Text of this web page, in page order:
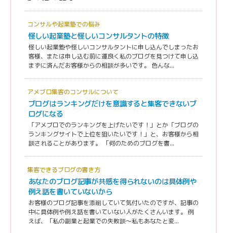
コンサルや起業塾での悩み
怪しい起業塾と怪しいコンサルタントの特徴
怪しい起業塾や怪しいコンサルタントに申し込んでしまったお
客様、または申し込む前に運良く私のブログを見つけて申し込
まずに済んだお客様からの相談が多いです。 色んな...
アメブロ集客のコンサルについて
ブログはランキングだけを意識すると集客できないブ
ログになる
「アメブロでのランキングを上げたいです！」とか「ブログの
ランキングサイトで上位を狙いたいです！」と、お客様から相
談されることがあります。 「何のためのブログを書...
集客できるブログの書き方
あなたのブログ記事が共感を得られないのは具体例や
例え話を書いていないから
お客様のブログ記事を添削していて気付いたのですが、記事の
中に具体例や例え話を書いていない人がたくさんいます。 例
えば、「私の副業と起業での失敗談〜私もあなたと変...